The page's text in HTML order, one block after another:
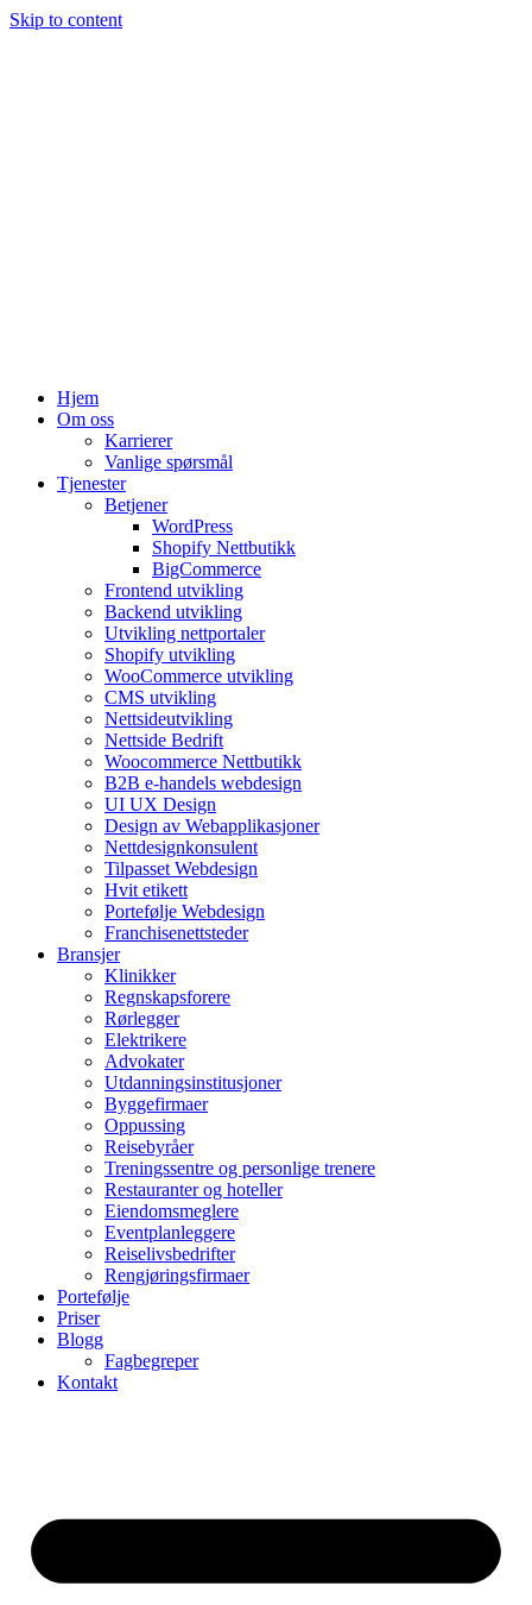
Skip to content
Hjem
Om oss
Karrierer
Vanlige spørsmål
Tjenester
Betjener
WordPress
Shopify Nettbutikk
BigCommerce
Frontend utvikling
Backend utvikling
Utvikling nettportaler
Shopify utvikling
WooCommerce utvikling
CMS utvikling
Nettsideutvikling
Nettside Bedrift
Woocommerce Nettbutikk
B2B e-handels webdesign
UI UX Design
Design av Webapplikasjoner
Nettdesignkonsulent
Tilpasset Webdesign
Hvit etikett
Portefølje Webdesign
Franchisenettsteder
Bransjer
Klinikker
Regnskapsforere
Rørlegger
Elektrikere
Advokater
Utdanningsinstitusjoner
Byggefirmaer
Oppussing
Reisebyråer
Treningssentre og personlige trenere
Restauranter og hoteller
Eiendomsmeglere
Eventplanleggere
Reiselivsbedrifter
Rengjøringsfirmaer
Portefølje
Priser
Blogg
Fagbegreper
Kontakt